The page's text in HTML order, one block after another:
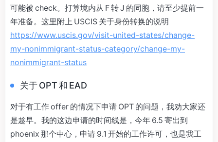
可能被 check。打算境内从 F 转 J 的同胞，请至少提前一
年准备。这里附上 USCIS 关于身份转换的说明
https://www.uscis.gov/visit-united-states/change-
my-nonimmigrant-status-category/change-my-
nonimmigrant-status
关于 OPT 和 EAD
对于有工作 offer 的情况下申请 OPT 的问题，我劝大家还
是趁早。我的这边申请的时间线是，今年 6.5 寄出到
phoenix 那个中心，申请 9.1 开始的工作许可，也是我工